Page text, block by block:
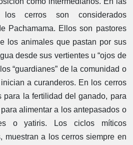
los cerros son considerados
Pachamama. Ellos son pastores
los animales que pastan por sus
desde sus vertientes u “ojos de
“guardianes” de la comunidad o
inician a curanderos. En los cerros
para la fertilidad del ganado, para
alimentar a los antepasados o
o yatiris. Los ciclos míticos
muestran a los cerros siempre en